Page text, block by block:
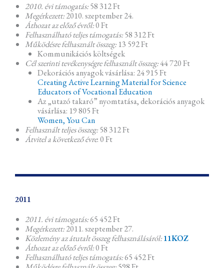
2010. évi támogatás:58 312 Ft
Megérkezett:2010. szeptember 24.
Áthozat az előző évről:0 Ft
Felhasználható teljes támogatás:58 312 Ft
Működésre felhasznált összeg:13 592 Ft
Kommunikációs költségek
Cél szerinti tevékenységre felhasznált összeg:44 720 Ft
Dekorációs anyagok vásárlása: 24 915 Ft
Creating Active Learning Material for Science
Educators of Vocational Education
Az „utazó takaró” nyomtatása, dekorációs anyagok
vásárlása: 19 805 Ft
Women, You Can
Felhasznált teljes összeg:58 312 Ft
Átvitel a következő évre: 0 Ft
2011
2011. évi támogatás:65 452 Ft
Megérkezett:2011. szeptember 27.
Közlemény az átutalt összeg felhasználásáról:11KOZ
Áthozat az előző évről:0 Ft
Felhasználható teljes támogatás:65 452 Ft